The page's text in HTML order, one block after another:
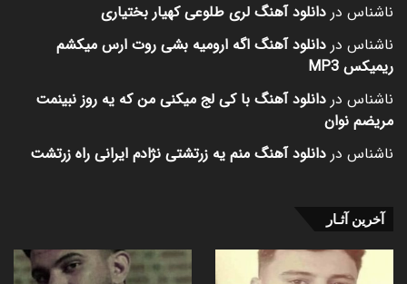
ناشناس در دانلود آهنگ لری طلوعی کهیار بختیاری
ناشناس در دانلود آهنگ اگه ارومیه بشی روت ارس میکشم
ریمیکس MP3
ناشناس در دانلود آهنگ با کی لج میکنی من که یه روز نبینمت
مریضم نوان
ناشناس در دانلود آهنگ منم یه زرتشتی نژادم ایرانی راه زرتشت
آخرین آثـار